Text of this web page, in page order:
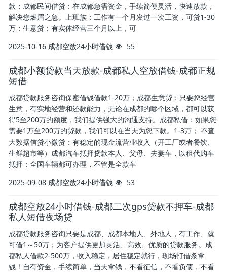
款；成都民间借贷：在成都急需资金，手续简便灵活，快速放款，
解决您燃眉之急。上班族：工作有一个月发过一次工资，可贷1-30
万；生意贷：有实体经营三个月以上，可
2025-10-16 成都空放24小时借钱 55
成都小额贷款当天放款-成都私人空放借钱-成都正规
短借
成都贷款服务咨询保密借钱借款1-20万；成都生意贷：只要您经营
生意，有实地经营和还款能力，无论在成都的哪个区域，都可以获
得5至200万的额度，我们提供强大的沟通支持。成都私借：如果您
需要1万至200万的贷款，我们可以在当天为您下款。1-3万； 不查
大数据信贷小微贷：有稳定的现金流营业收入（开工厂或者餐饮、
生鲜超市等）成都汽车抵押贷款本人、父母、夫妻车，以租代购车
抵押；全国车辆都可办理，不管是全款车
2025-09-08 成都空放24小时借钱 53
成都空放24小时借钱-成都二次gps贷款不押车-成都
私人短借夜场贷
成都贷款服务咨询只要是成都、成都本地人、外地人，有工作、就
可借1～50万；为客户提供更加灵活、高效、优质的贷款服务。成
都私人借款2-500万，收入稳定，居住稳定就行，现场打借条拿
钱！自有资金，手续简单，当天拿钱，不看征信，不看负债，不看